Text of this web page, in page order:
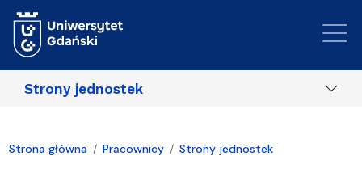
Strony jednostek
Strona główna Pracownicy Strony jednostek